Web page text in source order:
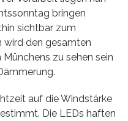
bringen
sichtbar zum
wird den gesamten
zu sehen sein
auf die Windstärke
Die LEDs haften